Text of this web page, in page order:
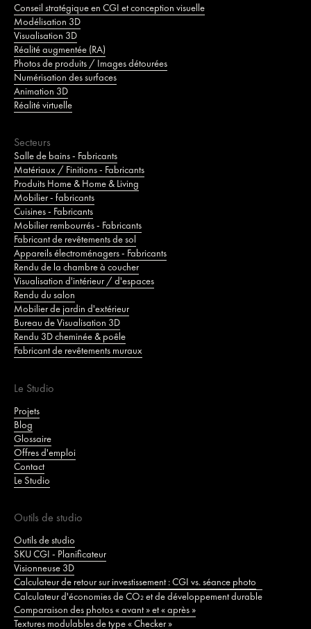
Conseil stratégique en CGI et conception visuelle
Modélisation 3D
Visualisation 3D
Réalité augmentée (RA)
Photos de produits / Images détourées
Numérisation des surfaces
Animation 3D
Réalité virtuelle
Secteurs
Salle de bains - Fabricants
Matériaux / Finitions - Fabricants
Produits Home & Home & Living
Mobilier - fabricants
Cuisines - Fabricants
Mobilier rembourrés - Fabricants
Fabricant de revêtements de sol
Appareils électroménagers - Fabricants
Rendu de la chambre à coucher
Visualisation d'intérieur / d'espaces
Rendu du salon
Mobilier de jardin d'extérieur
Bureau de Visualisation 3D
Rendu 3D cheminée & poêle
Fabricant de revêtements muraux
Le Studio
Projets
Blog
Glossaire
Offres d'emploi
Contact
Le Studio
Outils de studio
Outils de studio
SKU CGI - Planificateur
Visionneuse 3D
Calculateur de retour sur investissement : CGI vs. séance photo
Calculateur d'économies de CO₂ et de développement durable
Comparaison des photos « avant » et « après »
Textures modulables de type « Checker »